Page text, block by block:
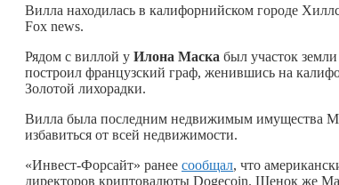
Вилла находилась в калифорнийском городе
Fox news.
Рядом с виллой у Илона Маска был участок
построил французский граф, женившись на
Золотой лихорадки.
Вилла была последним недвижимым имущества
избавиться от всей недвижимости.
«Инвест-Форсайт» ранее сообщал, что
директоров криптовалюты Dogecoin. Щенок же